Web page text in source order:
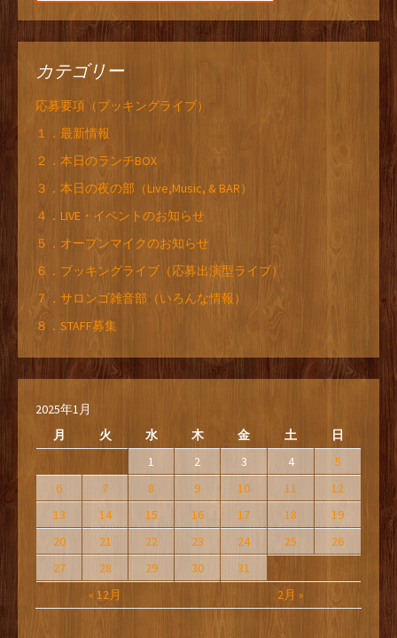
カテゴリー
応募要項（ブッキングライブ）
１．最新情報
２．本日のランチBOX
３．本日の夜の部（Live,Music, & BAR）
４．LIVE・イベントのお知らせ
５．オープンマイクのお知らせ
６．ブッキングライブ（応募出演型ライブ）
７．サロンゴ雑音部（いろんな情報）
８．STAFF募集
2025年1月
月
火 水 木 金 土 日
« 12月 2月 »
1 2 3 4
5
6
7 8 9 10 11
12
13
14 15 16 17 18
19
20
21 22 23 24 25
26
27
28 29 30 31